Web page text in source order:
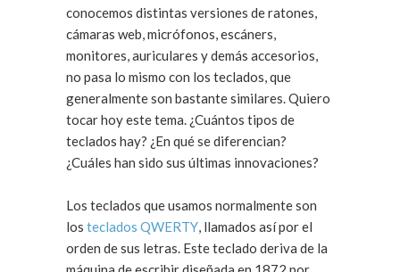
conocemos distintas versiones de ratones,
cámaras web, micrófonos, escáners,
monitores, auriculares y demás accesorios,
no pasa lo mismo con los teclados, que
generalmente son bastante similares. Quiero
tocar hoy este tema. ¿Cuántos tipos de
teclados hay? ¿En qué se diferencian?
¿Cuáles han sido sus últimas innovaciones?
Los teclados que usamos normalmente son
los teclados QWERTY, llamados así por el
orden de sus letras. Este teclado deriva de la